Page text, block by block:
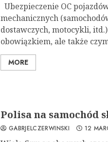
Ubezpieczenie OC
mechanicznych
dostawczych, motocykli,
obowiązkiem, ale także
MORE
Polisa na samochód
GABRJELCZERWINSKI 12